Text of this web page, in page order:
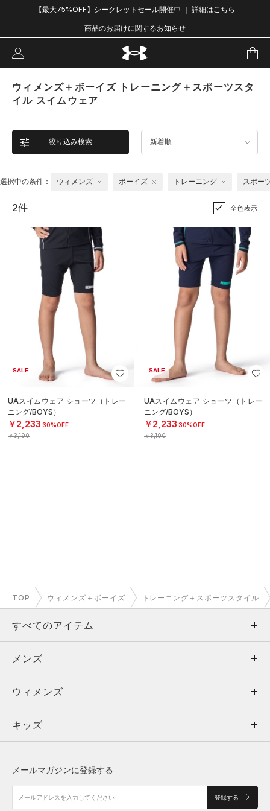
【最大75%OFF】シークレットセール開催中 ｜ 詳細はこちら
商品のお届けに関するお知らせ
ウィメンズ＋ボーイズ トレーニング＋スポーツスタ
イル スイムウェア
絞り込み検索 新着順
選択中の条件： ウィメンズ ボーイズ トレーニング スポー
2件 全色表示
SALE
UAスイムウェア ショーツ（トレー
ニング/BOYS）
￥2,233 30%OFF
￥3,190
SALE
UAスイムウェア ショーツ（トレー
ニング/BOYS）
￥2,233 30%OFF
￥3,190
TOP ウィメンズ＋ボーイズ トレーニング＋スポーツスタイル
すべてのアイテム
メンズ
ウィメンズ
キッズ
アクセサリー
メンズ
トップス
ボトムス
アクセサリー
ウィメンズ
トップス
シューズ
キッズ
メールマガジンに登録する
登録する